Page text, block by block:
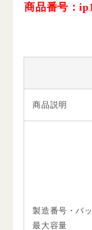
商品番号：
商品説明
製造番号・バ
最大容量